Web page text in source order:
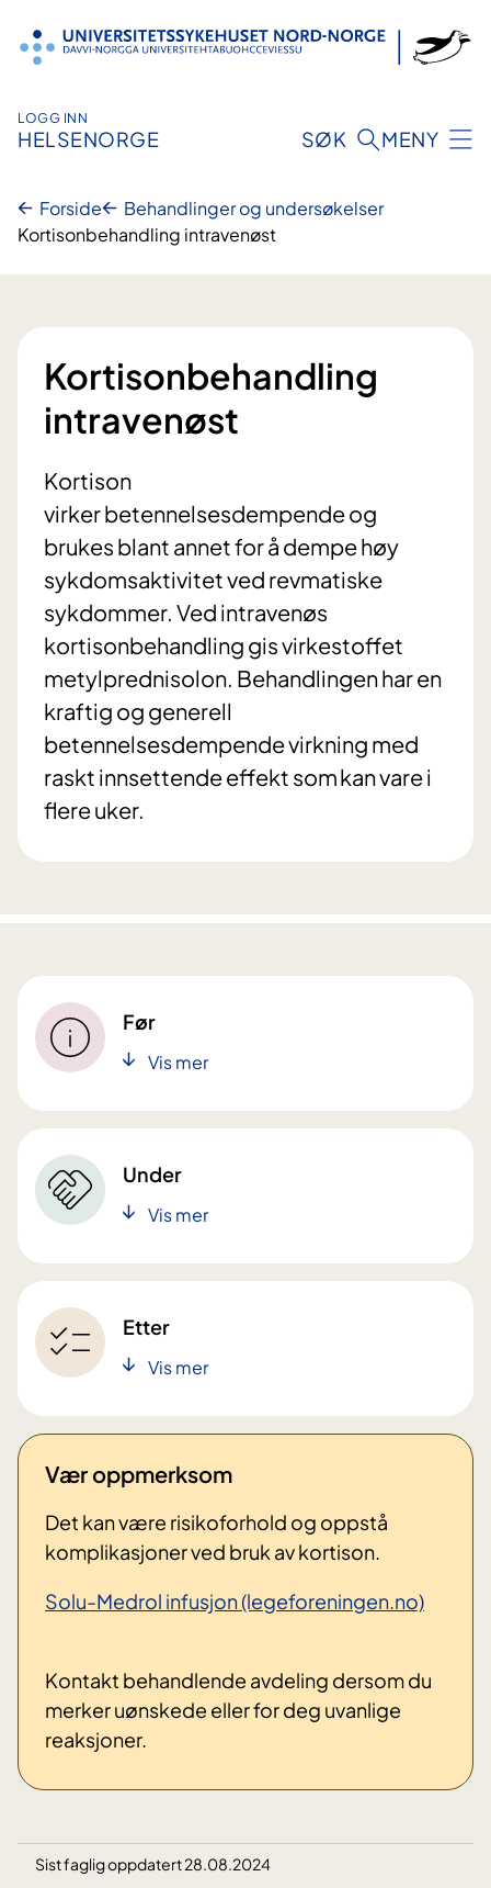
innhold
LOGG INN
HELSENORGE SØK MENY
Forside
Behandlinger og undersøkelser
Kortisonbehandling intravenøst
Kortisonbehandling
intravenøst
Kortison
virker betennelsesdempende og
brukes blant annet for å dempe høy
sykdomsaktivitet ved revmatiske
sykdommer. Ved intravenøs
kortisonbehandling gis virkestoffet
metylprednisolon. Behandlingen har en
kraftig og generell
betennelsesdempende virkning med
raskt innsettende effekt som kan vare i
flere uker.
Før
Vis mer
Under
Vis mer
Etter
Vis mer
Vær oppmerksom
Det kan være risikoforhold og oppstå
komplikasjoner ved bruk av kortison.
Solu-Medrol infusjon (legeforeningen.no)
Kontakt behandlende avdeling dersom du
merker uønskede eller for deg uvanlige
reaksjoner.
Sist faglig oppdatert 28.08.2024